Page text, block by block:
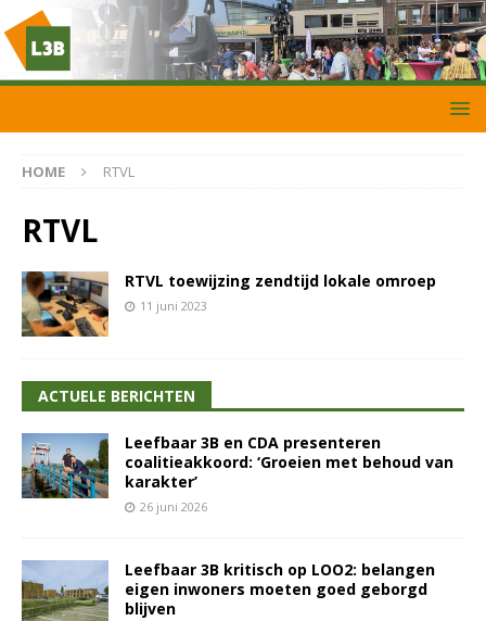
HOME RTVL
RTVL
RTVL toewijzing zendtijd lokale omroep
11 juni 2023
ACTUELE BERICHTEN
Leefbaar 3B en CDA presenteren
coalitieakkoord: ‘Groeien met behoud van
karakter’
26 juni 2026
Leefbaar 3B kritisch op LOO2: belangen
eigen inwoners moeten goed geborgd
blijven